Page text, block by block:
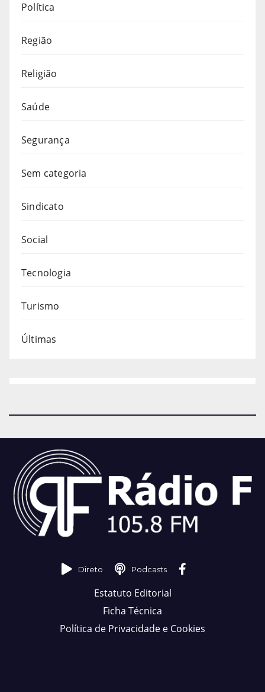
Política
Região
Religião
Saúde
Segurança
Sem categoria
Sindicato
Social
Tecnologia
Turismo
Últimas
Direto Podcasts
Estatuto Editorial
Ficha Técnica
Política de Privacidade e Cookies